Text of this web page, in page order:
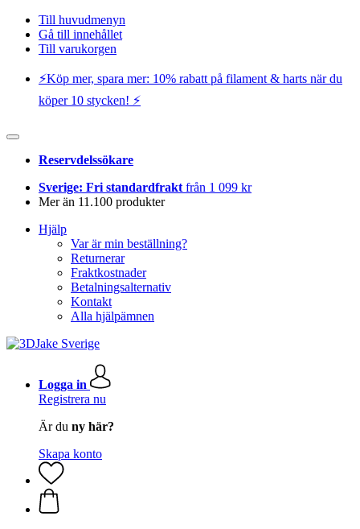
Till huvudmenyn
Gå till innehållet
Till varukorgen
⚡️Köp mer, spara mer: 10% rabatt på filament & harts när du
köper 10 stycken! ⚡️
Reservdelssökare
Sverige: Fri standardfrakt från 1 099 kr
Mer än 11.100 produkter
Hjälp
Var är min beställning?
Returnerar
Fraktkostnader
Betalningsalternativ
Kontakt
Alla hjälpämnen
Logga in
Registrera nu
Är du ny här?
Skapa konto